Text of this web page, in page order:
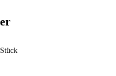
Stück